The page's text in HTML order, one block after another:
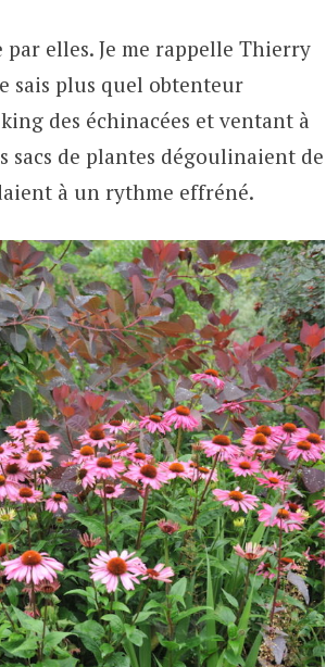
elles. Je me rappelle Thierry
sais plus quel obtenteur
des échinacées et ventant à
sacs de plantes dégoulinaient de
à un rythme effréné.